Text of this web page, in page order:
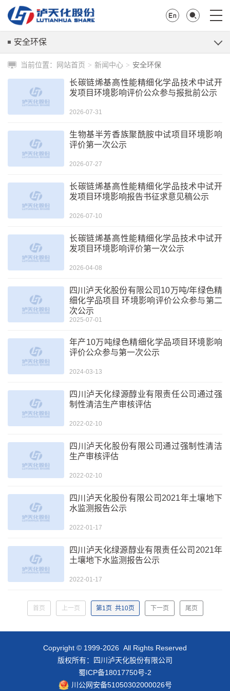
安全环保
当前位置： 网站首页 > 新闻中心 > 安全环保
长碳链烯基高性能精细化学品技术中试开
发项目环境影响评价公众参与报批前公示
2026-07-31
生物基半芳香族聚酰胺中试项目环境影响
评价第一次公示
2026-07-27
长碳链烯基高性能精细化学品技术中试开
发项目环境影响报告书征求意见稿公示
2026-07-10
长碳链烯基高性能精细化学品技术中试开
发项目环境影响评价第一次公示
2026-04-08
四川泸天化股份有限公司10万吨/年绿色精
细化学品项目 环境影响评价公众参与第二
次公示
2025-07-01
年产10万吨绿色精细化学品项目环境影响
评价公众参与第一次公示
2024-03-13
四川泸天化绿源醇业有限责任公司通过强
制性清洁生产审核评估
2022-02-10
四川泸天化股份有限公司通过强制性清洁
生产审核评估
2022-02-10
四川泸天化股份有限公司2021年土壤地下
水监测报告公示
2022-01-17
四川泸天化绿源醇业有限责任公司2021年
土壤地下水监测报告公示
2022-01-17
首页 上一页 第1 页 共10页 下一页 尾页
Copyright © 1999-2026 All Rights Reserved
版权所有：四川泸天化股份有限公司
蜀ICP备18017750号-2
川公网安备51050302000026号